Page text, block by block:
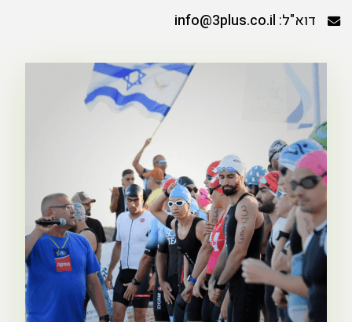
דוא"ל: info@3plus.co.il